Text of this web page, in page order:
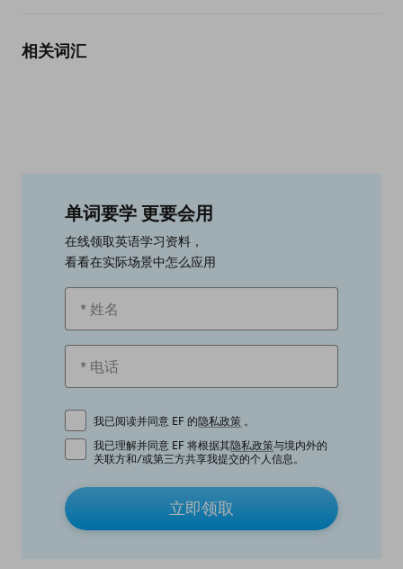
相关词汇
单词要学 更要会用
在线领取英语学习资料，
看看在实际场景中怎么应用
我已阅读并同意 EF 的隐私政策 。
我已理解并同意 EF 将根据其隐私政策与境内外的
关联方和/或第三方共享我提交的个人信息。
立即领取